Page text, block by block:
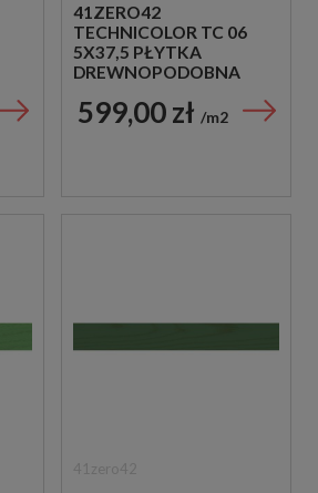
41ZERO42
TECHNICOLOR TC 06
5X37,5 PŁYTKA
DREWNOPODOBNA
599,00 zł m2